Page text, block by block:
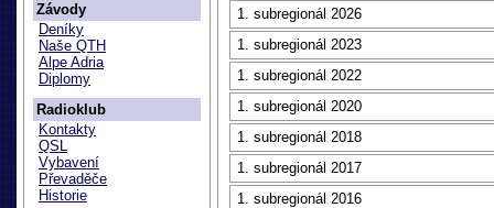
Závody
Deníky
Naše QTH
Alpe Adria
Diplomy
Radioklub
Kontakty
QSL
Vybavení
Převaděče
Historie
1. subregionál 2026
1. subregionál 2023
1. subregionál 2022
1. subregionál 2020
1. subregionál 2018
1. subregionál 2017
1. subregionál 2016